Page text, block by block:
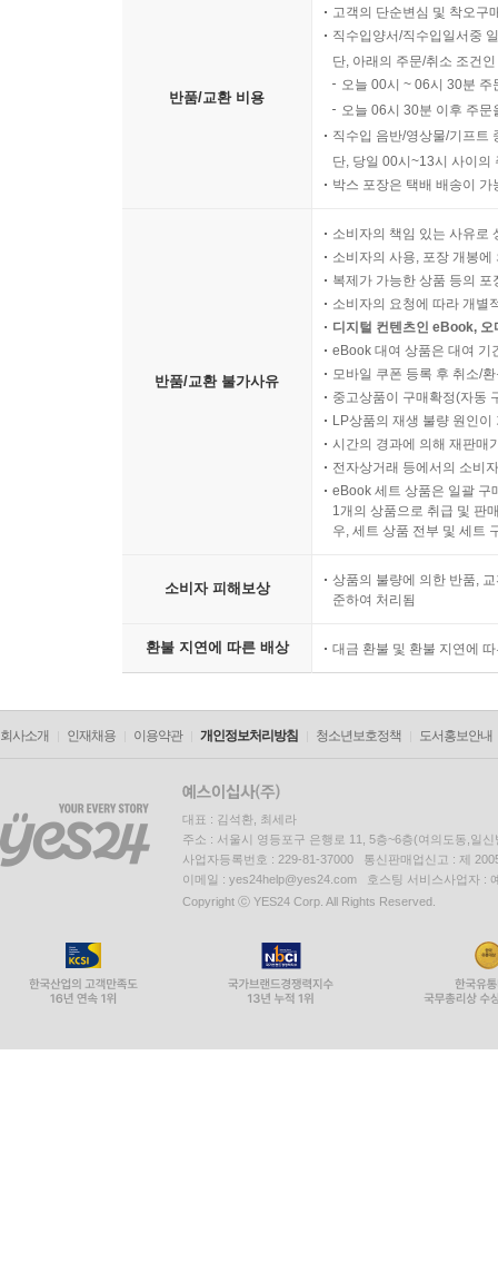
반품/교환 비용
고객의 단순변심 및 착오구
직수입양서/직수입일서중
단, 아래의 주문/취소 조건
오늘 00시 ~ 06시 30분
오늘 06시 30분 이후 주
직수입 음반/영상물/기프트
단, 당일 00시~13시 사이의
박스 포장은 택배 배송이
반품/교환 불가사유
소비자의 책임 있는 사유로
소비자의 사용, 포장 개봉
복제가 가능한 상품 등의
소비자의 요청에 따라 개별
디지털 컨텐츠인 eBook,
eBook 대여 상품은 대여 기
모바일 쿠폰 등록 후 취소/
중고상품이 구매확정(자동
LP상품의 재생 불량 원인
시간의 경과에 의해 재판매
전자상거래 등에서의 소비
eBook 세트 상품은 일괄 구
1개의 상품으로 취급 및 판
우, 세트 상품 전부 및 세트
소비자 피해보상
상품의 불량에 의한 반품,
준하여 처리됨
환불 지연에 따른 배상 대금 환불 및 환불 지연에
회사소개 인재채용 이용약관 개인정보처리방침 청소년보호정책 도서홍보안내
대표 : 김석환, 최세라
주소 : 서울시 영등포구 은행로 11, 5층~6층(여의도동,일신
사업자등록번호 : 229-81-37000 통신판매업신고 : 제
이메일 : yes24help@yes24.com 호스팅 서비스사업자 :
Copyright ⓒ YES24 Corp. All Rights Reserved.